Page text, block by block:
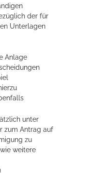
der für
Unterlagen
Anlage
unter
zum Antrag auf
zu
weitere